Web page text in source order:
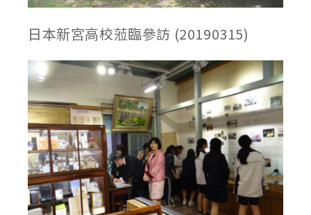
日本新宮高校蒞臨參訪 (20190315)